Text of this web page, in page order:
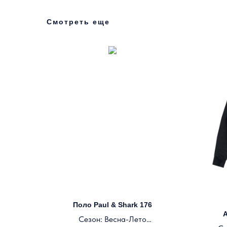
Смотреть еще
Поло Paul & Shark 176
Сезон: Весна-Лето